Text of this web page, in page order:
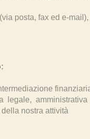
posta, fax ed e-
nostra attività